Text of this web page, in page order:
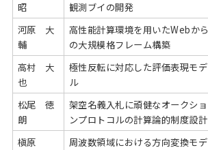
昭
観測ブイの開発
河原 大
輔
高性能計算環境を用いたWebから
の大規模格フレーム構築
高村 大
也
極性反転に対応した評価表現モデ
ル
松尾 徳
朗
架空名義入札に頑健なオークショ
ンプロトコルの計算論的制度設計
槇原
周波数領域における方向変換モデ